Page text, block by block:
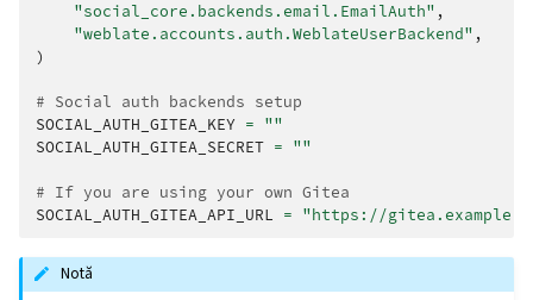
"social_core.backends.email.EmailAuth" ,
"weblate.accounts.auth.WeblateUserBackend" ,
)
# Social auth backends setup
SOCIAL_AUTH_GITEA_KEY = ""
SOCIAL_AUTH_GITEA_SECRET = ""
# If you are using your own Gitea
SOCIAL_AUTH_GITEA_API_URL = "https://
Notă